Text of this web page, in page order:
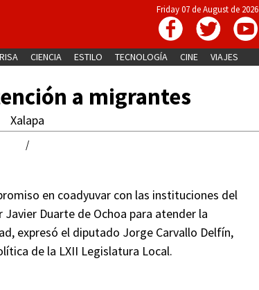
Friday 07 de August de 2026
CIENCIA ESTILO TECNOLOGÍA CINE VIAJES
a migrantes
Xalapa
/
en coadyuvar con las instituciones del
Duarte de Ochoa para atender la
expresó el diputado Jorge Carvallo Delfín,
de la LXII Legislatura Local.